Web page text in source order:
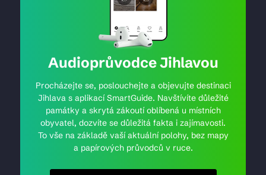
Audioprůvodce Jihlavou
Procházejte se, poslouchejte a objevujte destinaci
Jihlava s aplikací SmartGuide. Navštívíte důležité
památky a skrytá zákoutí oblíbená u místních
obyvatel, dozvíte se důležitá fakta i zajímavosti.
To vše na základě vaší aktuální polohy, bez mapy
a papírových průvodců v ruce.